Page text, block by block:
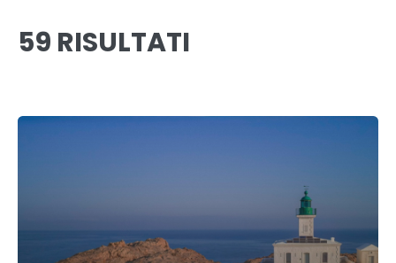
59 RISULTATI